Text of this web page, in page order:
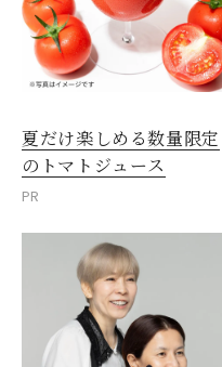
夏だけ楽しめる数量限定
のトマトジュース
PR